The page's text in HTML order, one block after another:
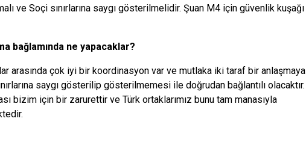
ve Soçi sınırlarına saygı gösterilmelidir. Şuan M4 için güvenlik kuşağı
bağlamında ne yapacaklar?
arasında çok iyi bir koordinasyon var ve mutlaka iki taraf bir anlaşmaya
saygı gösterilip gösterilmemesi ile doğrudan bağlantılı olacaktır.
bizim için bir zarurettir ve Türk ortaklarımız bunu tam manasıyla